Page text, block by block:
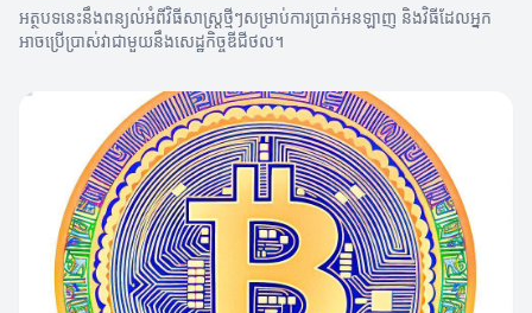
អត្ថបទនេះនឹងពន្យល់អំពីវិធីសាស្ត្រថ្មីៗសម្រាប់ការប្រាក់អនឡាញ និងវិធីដែលអ្នក
អាចប្រើប្រាស់វាជាមួយនឹងសេដ្ឋកិច្ចឌីជីថល។